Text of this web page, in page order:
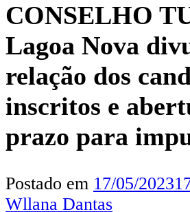
CONSELHO
Lagoa Nova
relação dos
inscritos e
prazo para
Postado em 17/05/2023
Wllana Dantas